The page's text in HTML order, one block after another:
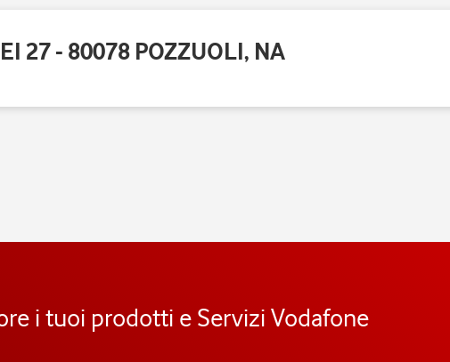
27 - 80078 POZZUOLI, NA
i tuoi prodotti e Servizi Vodafone